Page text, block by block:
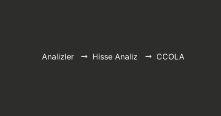
Analizler Hisse Analiz CCOLA